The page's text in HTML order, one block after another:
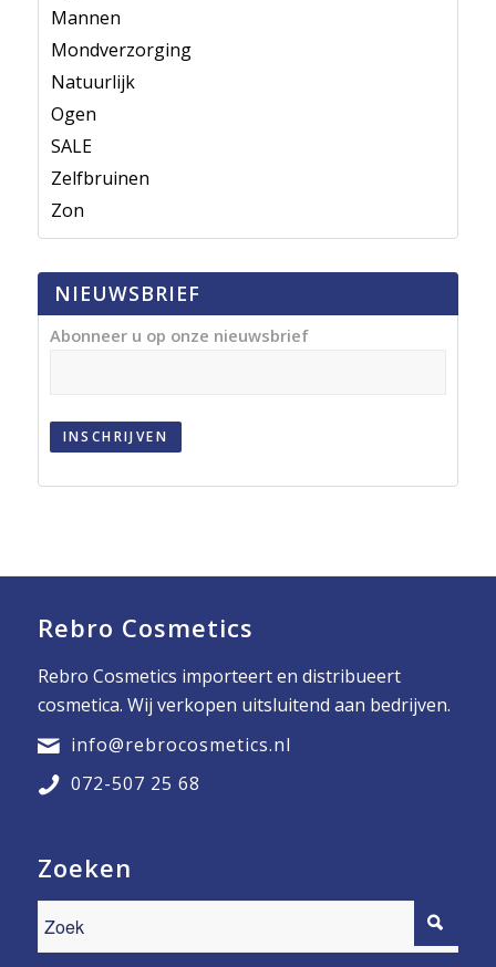
Mannen
Mondverzorging
Natuurlijk
Ogen
SALE
Zelfbruinen
Zon
NIEUWSBRIEF
Abonneer u op onze nieuwsbrief
INSCHRIJVEN
Rebro Cosmetics
Rebro Cosmetics importeert en distribueert
cosmetica. Wij verkopen uitsluitend aan bedrijven.
info@rebrocosmetics.nl
072-507 25 68
Zoeken